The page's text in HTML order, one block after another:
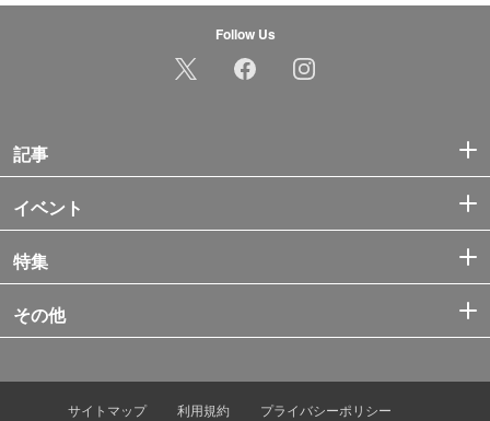
Follow Us
記事
イベント
特集
その他
サイトマップ 利用規約 プライバシーポリシー